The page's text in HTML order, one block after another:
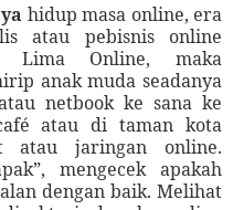
hidup masa online, era
atau pebisnis online
Lima Online, maka
anak muda seadanya
netbook ke sana ke
atau di taman kota
atau jaringan online.
mengecek apakah
dengan baik. Melihat